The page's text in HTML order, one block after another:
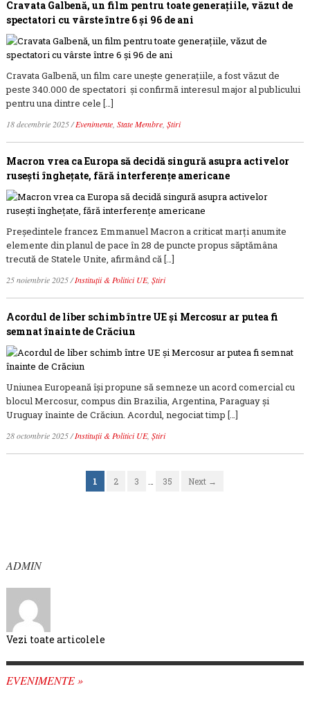
Cravata Galbenă, un film pentru toate generațiile, văzut de
spectatori cu vârste între 6 și 96 de ani
Cravata Galbenă, un film care unește generațiile, a fost văzut de
peste 340.000 de spectatori și confirmă interesul major al publicului
pentru una dintre cele […]
18 decembrie 2025/Evenimente, State Membre, Știri
Macron vrea ca Europa să decidă singură asupra activelor
rusești înghețate, fără interferențe americane
Președintele francez Emmanuel Macron a criticat marți anumite
elemente din planul de pace în 28 de puncte propus săptămâna
trecută de Statele Unite, afirmând că […]
25 noiembrie 2025/Instituții & Politici UE, Știri
Acordul de liber schimb între UE și Mercosur ar putea fi
semnat înainte de Crăciun
Uniunea Europeană își propune să semneze un acord comercial cu
blocul Mercosur, compus din Brazilia, Argentina, Paraguay și
Uruguay înainte de Crăciun. Acordul, negociat timp […]
28 octombrie 2025/Instituții & Politici UE, Știri
1 2 3 35 Next →
ADMIN
Vezi toate articolele
EVENIMENTE »